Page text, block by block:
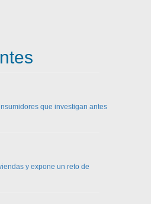
que investigan antes
y expone un reto de